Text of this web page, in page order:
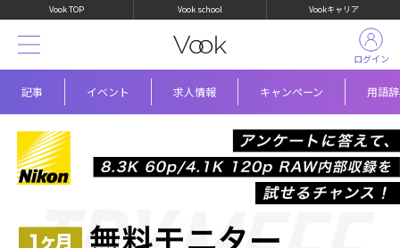
Vook TOP Vook school Vookキャリア
記事 イベント 求人情報 キャンペーン 用語
ログイン